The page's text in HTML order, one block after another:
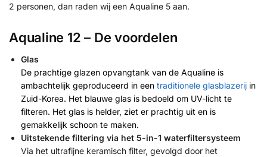
2 personen, dan raden wij een Aqualine 5 aan.
Aqualine 12 – De voordelen
Glas
De prachtige glazen opvangtank van de Aqualine is
ambachtelijk geproduceerd in een traditionele glasblazerij in
Zuid-Korea. Het blauwe glas is bedoeld om UV-licht te
filteren. Het glas is helder, ziet er prachtig uit en is
gemakkelijk schoon te maken.
Uitstekende filtering via het 5-in-1 waterfiltersysteem
Via het ultrafijne keramisch filter, gevolgd door het